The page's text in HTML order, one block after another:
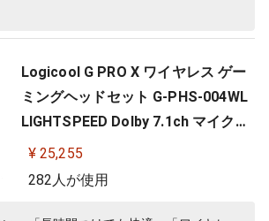
Logicool G PRO X ワイヤレス ゲー
ミングヘッドセット G-PHS-004WL
LIGHTSPEED Dolby 7.1ch マイク付
き 20時間連続使用可能 軽量 充電式
PS5 PS4 PC ゲーミング ヘッドセッ
¥ 25,255
282人が使用